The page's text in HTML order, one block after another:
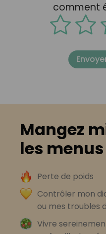
comment
Mangez
les menus
Perte de poids
Contrôler mon
ou mes troubles
Vivre